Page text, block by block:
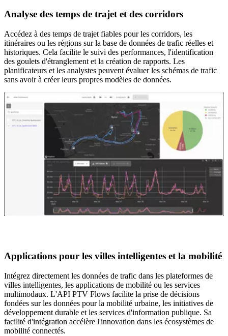
Analyse des temps de trajet et des corridors
Accédez à des temps de trajet fiables pour les corridors, les
itinéraires ou les régions sur la base de données de trafic réelles et
historiques. Cela facilite le suivi des performances, l'identification
des goulets d'étranglement et la création de rapports. Les
planificateurs et les analystes peuvent évaluer les schémas de trafic
sans avoir à créer leurs propres modèles de données.
Applications pour les villes intelligentes et la mobilité
Intégrez directement les données de trafic dans les plateformes de
villes intelligentes, les applications de mobilité ou les services
multimodaux. L'API PTV Flows facilite la prise de décisions
fondées sur les données pour la mobilité urbaine, les initiatives de
développement durable et les services d'information publique. Sa
facilité d'intégration accélère l'innovation dans les écosystèmes de
mobilité connectés.